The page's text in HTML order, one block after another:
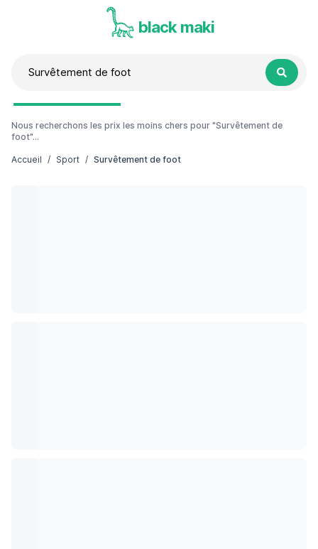
black maki
Nous recherchons les prix les moins chers pour "Survêtement de
foot"...
Accueil / Sport / Survêtement de foot